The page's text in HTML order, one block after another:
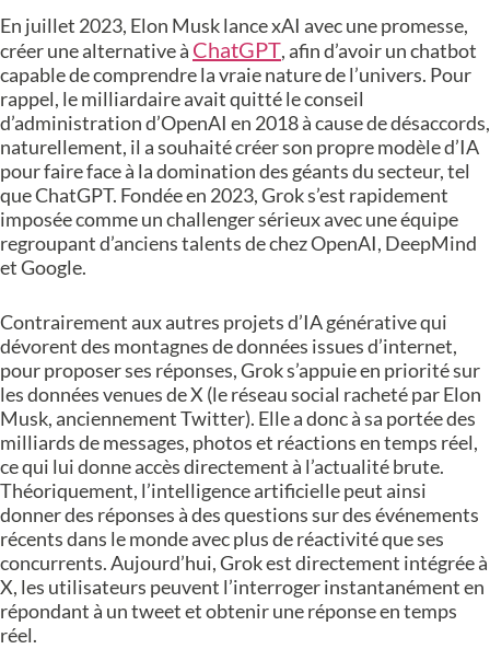
En juillet 2023, Elon Musk lance xAI avec une promesse,
créer une alternative à ChatGPT, afin d’avoir un chatbot
capable de comprendre la vraie nature de l’univers. Pour
rappel, le milliardaire avait quitté le conseil
d’administration d’OpenAI en 2018 à cause de désaccords,
naturellement, il a souhaité créer son propre modèle d’IA
pour faire face à la domination des géants du secteur, tel
que ChatGPT. Fondée en 2023, Grok s’est rapidement
imposée comme un challenger sérieux avec une équipe
regroupant d’anciens talents de chez OpenAI, DeepMind
et Google.
Contrairement aux autres projets d’IA générative qui
dévorent des montagnes de données issues d’internet,
pour proposer ses réponses, Grok s’appuie en priorité sur
les données venues de X (le réseau social racheté par Elon
Musk, anciennement Twitter). Elle a donc à sa portée des
milliards de messages, photos et réactions en temps réel,
ce qui lui donne accès directement à l’actualité brute.
Théoriquement, l’intelligence artificielle peut ainsi
donner des réponses à des questions sur des événements
récents dans le monde avec plus de réactivité que ses
concurrents. Aujourd’hui, Grok est directement intégrée à
X, les utilisateurs peuvent l’interroger instantanément en
répondant à un tweet et obtenir une réponse en temps
réel.